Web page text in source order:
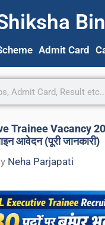
Admit Card
Trainee Vacancy
आवेदन (पूरी जानकारी)
Neha Parjapati